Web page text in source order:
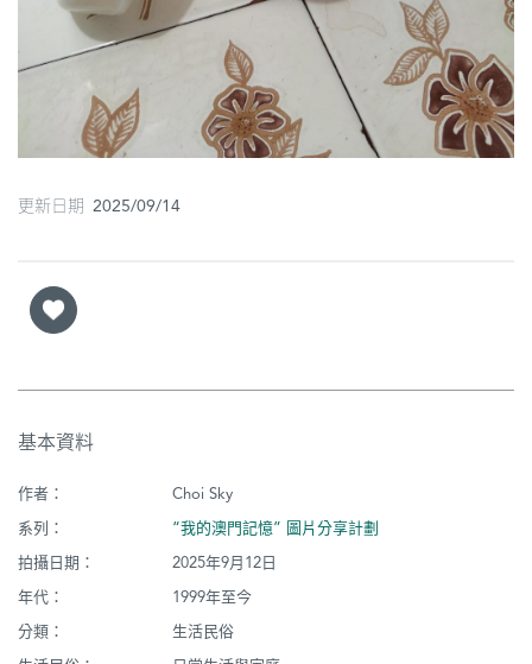
更新日期 2025/09/14
基本資料
作者：
Choi Sky
系列：
“我的澳門記憶” 圖片分享計劃
拍攝日期：
2025年9月12日
年代：
1999年至今
分類：
生活民俗